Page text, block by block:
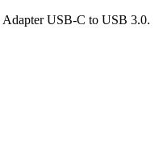
USB-C to USB 3.0.